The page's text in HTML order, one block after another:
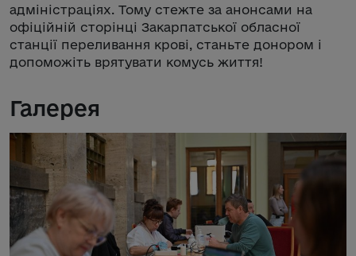
адміністраціях. Тому стежте за анонсами на
офіційній сторінці Закарпатської обласної
станції переливання крові, станьте донором і
допоможіть врятувати комусь життя!
Галерея